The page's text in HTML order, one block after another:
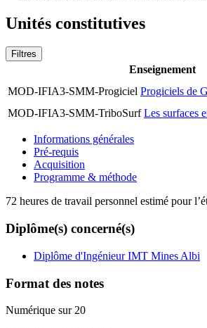
Unités constitutives
Filtres
Enseignement
MOD-IFIA3-SMM-Progiciel Progiciels de
MOD-IFIA3-SMM-TriboSurf Les surfaces
Informations générales
Pré-requis
Acquisition
Programme & méthode
72 heures de travail personnel estimé pour
Diplôme(s) concerné(s)
Diplôme d'Ingénieur IMT Mines Albi
Format des notes
Numérique sur 20